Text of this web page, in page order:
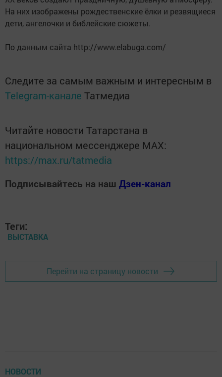
На них изображены рождественские ёлки и резвящиеся
дети, ангелочки и библейские сюжеты.
По данным сайта http://www.elabuga.com/
Следите за самым важным и интересным в
Telegram-канале Татмедиа
Читайте новости Татарстана в
национальном мессенджере MАХ:
https://max.ru/tatmedia
Подписывайтесь на наш Дзен-канал
Теги:
ВЫСТАВКА
Перейти на страницу новости
НОВОСТИ